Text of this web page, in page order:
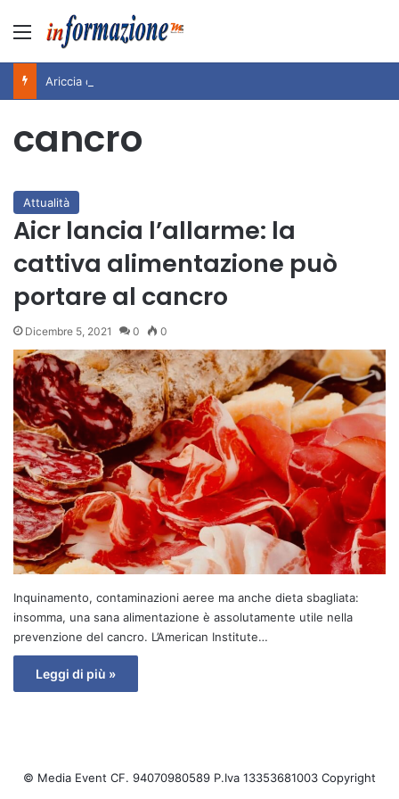
Menu
cancro
Attualità
Aicr lancia l’allarme: la
cattiva alimentazione può
portare al cancro
Dicembre 5, 2021 0 0
Inquinamento, contaminazioni aeree ma anche dieta sbagliata:
insomma, una sana alimentazione è assolutamente utile nella
prevenzione del cancro. L’American Institute…
Leggi di più »
© Media Event CF. 94070980589 P.Iva 13353681003 Copyright